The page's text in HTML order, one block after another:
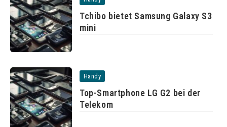
Tchibo bietet Samsung Galaxy S3
mini
Handy
Top-Smartphone LG G2 bei der
Telekom